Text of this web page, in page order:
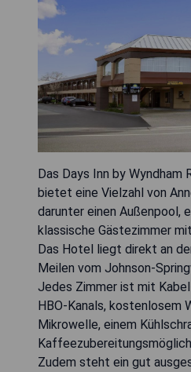
Das Days Inn by Wyndham
bietet eine Vielzahl von
darunter einen Außenpool,
klassische Gästezimmer
Das Hotel liegt direkt an
Meilen vom Johnson-
Jedes Zimmer ist mit
HBO-Kanals, kostenlosem
Mikrowelle, einem
Zudem steht ein gut